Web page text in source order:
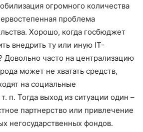
огромного количества
проблема
Хорошо, когда госбюджет
внедрить ту или иную IT-
Довольно часто на централизацию
может не хватать средств,
на социальные
п. Тогда выход из ситуации один –
партнерство или привлечение
негосударственных фондов.